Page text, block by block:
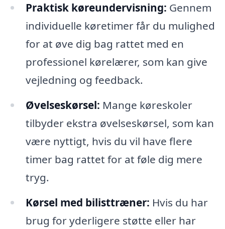
Praktisk køreundervisning: Gennem
individuelle køretimer får du mulighed
for at øve dig bag rattet med en
professionel kørelærer, som kan give
vejledning og feedback.
Øvelseskørsel: Mange køreskoler
tilbyder ekstra øvelseskørsel, som kan
være nyttigt, hvis du vil have flere
timer bag rattet for at føle dig mere
tryg.
Kørsel med bilisttræner: Hvis du har
brug for yderligere støtte eller har